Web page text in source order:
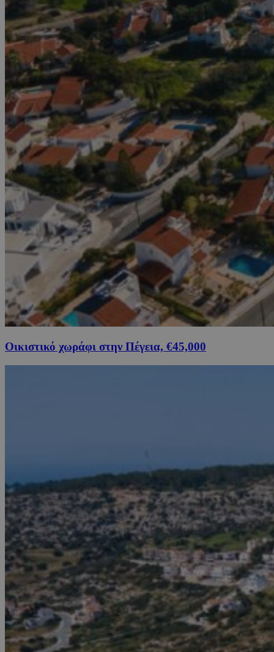
Οικιστικό χωράφι στην Πέγεια, €45,000